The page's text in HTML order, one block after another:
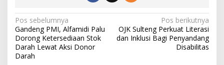
N
a
v
Pos sebelumnya
Gandeng PMI, Alfamidi Palu
Dorong Ketersediaan Stok
Darah Lewat Aksi Donor
Darah
Pos berikutnya
OJK Sulteng Perkuat Literasi
dan Inklusi Bagi Penyandang
Disabilitas